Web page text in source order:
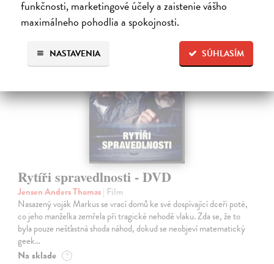
funkčnosti, marketingové účely a zaistenie vášho
maximálneho pohodlia a spokojnosti.
SÚHLASÍM
NASTAVENIA
na sklade
Rytíři spravedlnosti - DVD
Jensen Anders Thomas| Film
Nasazený voják Markus se vrací domů ke své dospívající dceři poté,
co jeho manželka zemřela při tragické nehodě vlaku. Zda se, že to
byla pouze nešťastná shoda náhod, dokud se neobjeví matematický
geek…
Na sklade ?